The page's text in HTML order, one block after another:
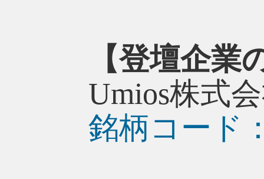
【登壇企業
Umios株式
銘柄コード